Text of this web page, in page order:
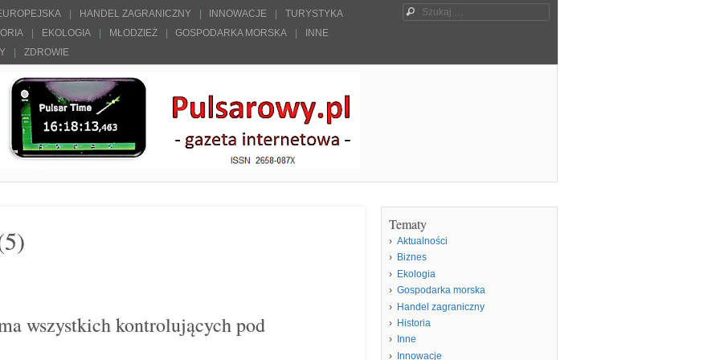
HANDEL ZAGRANICZNY INNOWACJE
TURYSTYKA
EKOLOGIA MŁODZIEŻ GOSPODARKA MORSKA
INNE
ZDROWIE
Szukaj
wszystkich kontrolujących pod
Tematy
Aktualności
Biznes
Ekologia
Gospodarka morska
Handel zagraniczny
Historia
Inne
Innowacje